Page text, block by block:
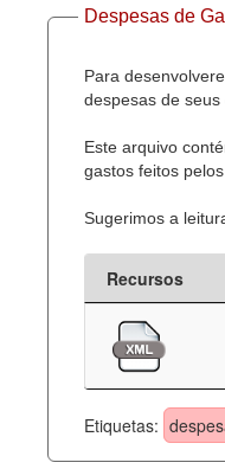
Despesas de
Para
despesas de
Este arquivo
gastos feitos
Sugerimos a
Recursos
Etiquetas: